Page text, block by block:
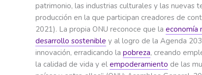
patrimonio, las industrias culturales y las nuevas
producción en la que participan creadores de
2021). La propia ONU reconoce que la economía
desarrollo sostenible y al logro de la Agenda
innovación, erradicando la pobreza, creando
la calidad de vida y el empoderamiento de las